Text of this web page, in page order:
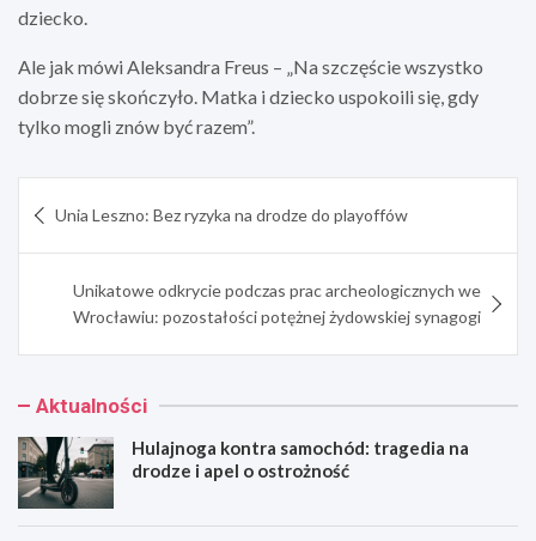
dziecko.
Ale jak mówi Aleksandra Freus – „Na szczęście wszystko
dobrze się skończyło. Matka i dziecko uspokoili się, gdy
tylko mogli znów być razem”.
wpisu
Unia Leszno: Bez ryzyka na drodze do playoffów
Unikatowe odkrycie podczas prac archeologicznych we
Wrocławiu: pozostałości potężnej żydowskiej synagogi
Aktualności
Hulajnoga kontra samochód: tragedia na
drodze i apel o ostrożność